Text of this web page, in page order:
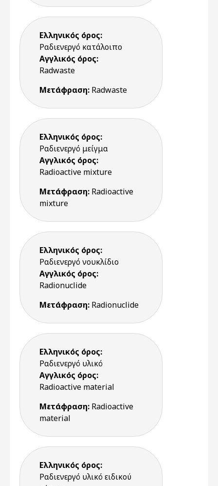
Ελληνικός όρος:
Ραδιενεργό κατάλοιπο
Αγγλικός όρος:
Radwaste
Μετάφραση: Radwaste
Ελληνικός όρος:
Ραδιενεργό μείγμα
Αγγλικός όρος:
Radioactive mixture
Μετάφραση: Radioactive
mixture
Ελληνικός όρος:
Ραδιενεργό νουκλίδιο
Αγγλικός όρος:
Radionuclide
Μετάφραση: Radionuclide
Ελληνικός όρος:
Ραδιενεργό υλικό
Αγγλικός όρος:
Radioactive material
Μετάφραση: Radioactive
material
Ελληνικός όρος:
Ραδιενεργό υλικό ειδικού